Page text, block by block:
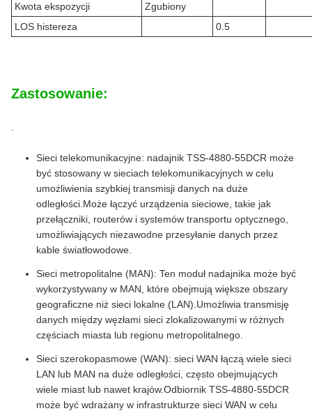
Kwota ekspozycji
Zgubiony
LOS histereza
0.5
Zastosowanie:
Sieci telekomunikacyjne: nadajnik TSS-4880-55DCR może
być stosowany w sieciach telekomunikacyjnych w celu
umożliwienia szybkiej transmisji danych na duże
odległości.Może łączyć urządzenia sieciowe, takie jak
przełączniki, routerów i systemów transportu optycznego,
umożliwiających niezawodne przesyłanie danych przez
kable światłowodowe.
Sieci metropolitalne (MAN): Ten moduł nadajnika może być
wykorzystywany w MAN, które obejmują większe obszary
geograficzne niż sieci lokalne (LAN).Umożliwia transmisję
danych między węzłami sieci zlokalizowanymi w różnych
częściach miasta lub regionu metropolitalnego.
Sieci szerokopasmowe (WAN): sieci WAN łączą wiele sieci
LAN lub MAN na duże odległości, często obejmujących
wiele miast lub nawet krajów.Odbiornik TSS-4880-55DCR
może być wdrażany w infrastrukturze sieci WAN w celu